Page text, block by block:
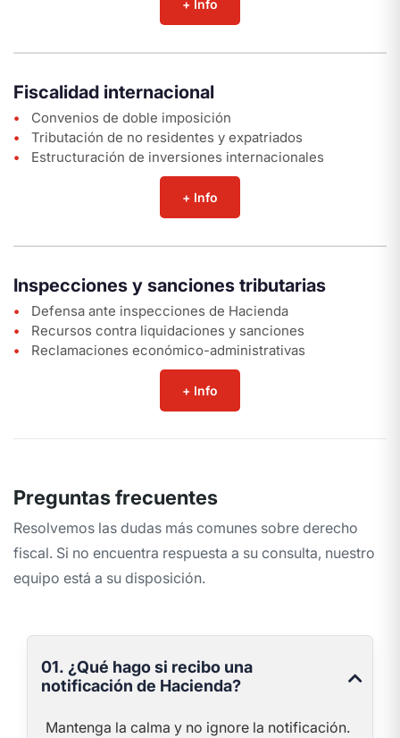
+ Info
Fiscalidad internacional
Convenios de doble imposición
Tributación de no residentes y expatriados
Estructuración de inversiones internacionales
+ Info
Inspecciones y sanciones tributarias
Defensa ante inspecciones de Hacienda
Recursos contra liquidaciones y sanciones
Reclamaciones económico-administrativas
+ Info
Preguntas frecuentes
Resolvemos las dudas más comunes sobre derecho
fiscal. Si no encuentra respuesta a su consulta, nuestro
equipo está a su disposición.
01. ¿Qué hago si recibo una
notificación de Hacienda?
Mantenga la calma y no ignore la notificación.